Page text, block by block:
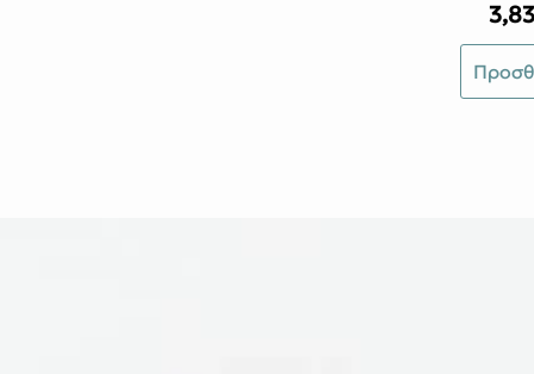
3,83